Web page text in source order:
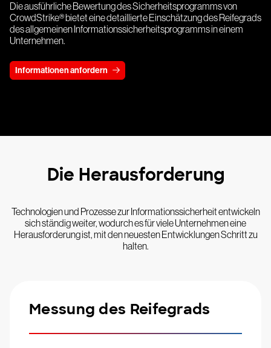
Die ausführliche Bewertung des Sicherheitsprogramms von
CrowdStrike® bietet eine detaillierte Einschätzung des Reifegrads
des allgemeinen Informationssicherheitsprogramms in einem
Unternehmen.
Informationen anfordern
Die Herausforderung
Technologien und Prozesse zur Informationssicherheit entwickeln
sich ständig weiter, wodurch es für viele Unternehmen eine
Herausforderung ist, mit den neuesten Entwicklungen Schritt zu
halten.
Messung des Reifegrads